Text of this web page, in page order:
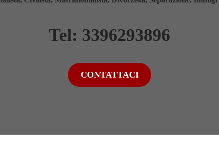
Tel: 3396293896
CONTATTACI